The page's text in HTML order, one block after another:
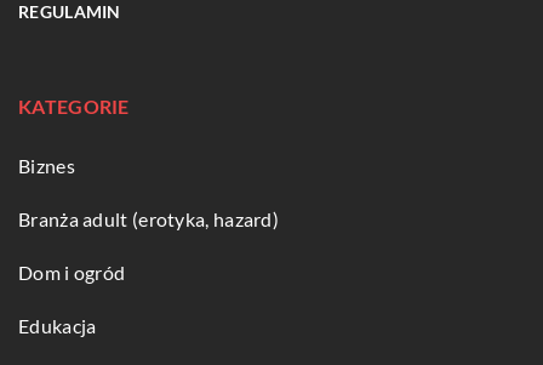
REGULAMIN
KATEGORIE
Biznes
Branża adult (erotyka, hazard)
Dom i ogród
Edukacja